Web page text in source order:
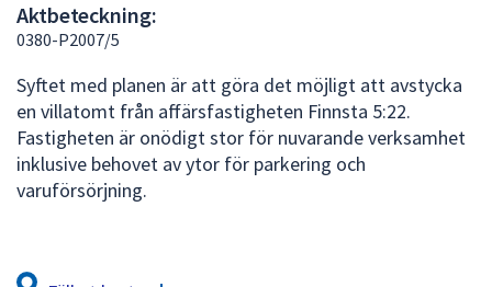
under
fältet.
Använd
piltangenterna
för
Aktbeteckning:
0380-P2007/5
Syftet med planen är att göra det möjligt att avstycka
en villatomt från affärsfastigheten Finnsta 5:22.
Fastigheten är onödigt stor för nuvarande verksamhet
inklusive behovet av ytor för parkering och
varuförsörjning.